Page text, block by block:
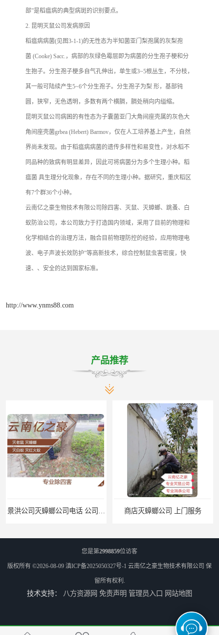
部”是稻瘟病的典型病斑的识别要点。
2. 昆明灭鼠公司发病原因
稻瘟病病菌(见图3-1-1)的无性态为半知菌亚门梨孢属的灰梨孢
菌 (Cooke) Sacc.，病部的灰绿色霉层即为病菌的分生孢子梗和分
生抱子。分生孢子梗多自气孔伸出，单生或3~5根丛生，不分枝，
其一般可陆续产生5~6个分生孢子。分生孢子为梨 形，基部钝
圆，狭窄，无色透明，多数有两个横膈，膈处稍向内缢缩。
昆明灭鼠公司病囷的有性态为子囊菌亚门大角间座壳属的灰色大
角间座壳菌grbea (Hebert) Barmov，仅在人工培养基上产生，自然
界尚未发现。由于稻瘟病病菌的遗传多样性和易变性，对水稻不
同品种的致病有明显差异，因此可将病菌分为多个生理小种。稻
瘟菌 具生理分化现象，存在不同的生理小种。据研究，重庆稻区
有7个群36个小种。
云南亿之豪生物技术有限公司除四害、灭鼠、灭蟑螂、跳蚤、白
蚁防治公司，本公司致力于打造国内领域，采用了目前的物理和
化学相结合的治理方法，融合目前物理防控的经验，应用物理电
波、电子声波长效防护”等高新技术，综合控制鼠虫害密度，快
速、、安全的达到国家标准。
http://www.ynms88.com
产品推荐
商店灭蟑螂公司 上门服务
您是第2998859位访客
版权所有 ©2026-08-09 滇ICP备2025050327号-1 云南亿之豪生物技术有限公司 保
留所有权利.
技术支持： 八方资源网 免责声明 管理员入口 网站地图